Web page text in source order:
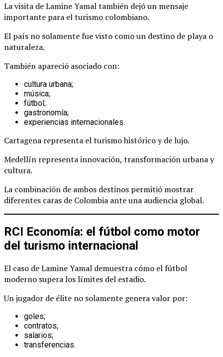
La visita de Lamine Yamal también dejó un mensaje
importante para el turismo colombiano.
El país no solamente fue visto como un destino de playa o
naturaleza.
También apareció asociado con:
cultura urbana;
música;
fútbol;
gastronomía;
experiencias internacionales.
Cartagena representa el turismo histórico y de lujo.
Medellín representa innovación, transformación urbana y
cultura.
La combinación de ambos destinos permitió mostrar
diferentes caras de Colombia ante una audiencia global.
RCI Economía: el fútbol como motor
del turismo internacional
El caso de Lamine Yamal demuestra cómo el fútbol
moderno supera los límites del estadio.
Un jugador de élite no solamente genera valor por:
goles;
contratos;
salarios;
transferencias.